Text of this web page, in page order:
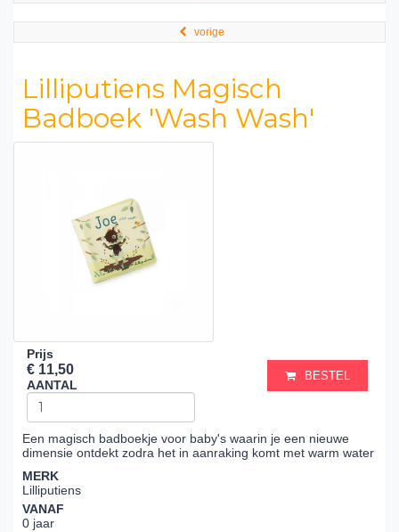
vorige
Lilliputiens Magisch
Badboek 'Wash Wash'
Prijs
€ 11,50
AANTAL
BESTEL
Een magisch badboekje voor baby's waarin je een nieuwe
dimensie ontdekt zodra het in aanraking komt met warm water
MERK
Lilliputiens
VANAF
0 jaar